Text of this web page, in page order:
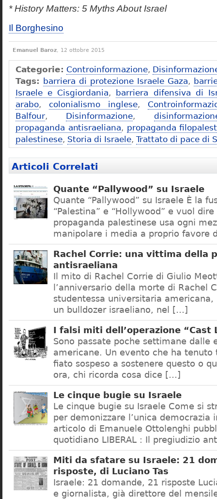
* History Matters: 5 Myths About Israel
Il Borghesino
Emanuel Baroz, 12 ottobre 2015
Categorie: Controinformazione,
Tags: barriera di protezione Israele Gaza,
Israele e Cisgiordania,
barriera difensiva di
arabo, colonialismo inglese,
Balfour, Disinformazione,
propaganda antisraeliana, propaganda
palestinese, Storia di Israele, Trattato di pace di
Articoli Correlati
Quante “Pallywood” su Israele
Quante “Pallywood” su Israele È la
“Palestina” e “Hollywood” e vuol
propaganda palestinese usa ogni
manipolare i media a proprio favore
Rachel Corrie: una vittima della
antisraeliana
Il mito di Rachel Corrie di Giulio
l’anniversario della morte di Rachel
studentessa universitaria americana,
un bulldozer israeliano, nel […]
I falsi miti dell’operazione “Cast
Sono passate poche settimane dalle
americane. Un evento che ha
fiato sospeso a sostenere questo o
ora, chi ricorda cosa dice […]
Le cinque bugie su Israele
Le cinque bugie su Israele Come si
per demonizzare l’unica democrazia
articolo di Emanuele Ottolenghi
quotidiano LIBERAL : Il pregiudizio
Miti da sfatare su Israele: 21
risposte, di Luciano Tas
Israele: 21 domande, 21 risposte
e giornalista, già direttore del